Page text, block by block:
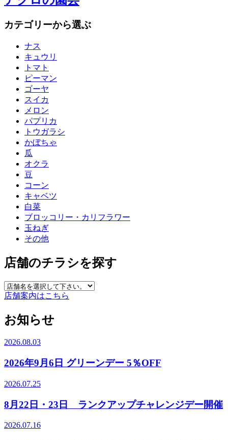
カテゴリーから選ぶ
ナス
キュウリ
トマト
ピーマン
ゴーヤ
スイカ
メロン
パプリカ
トウガラシ
かぼちゃ
瓜
オクラ
豆
コーン
キャベツ
白菜
ブロッコリー・カリフラワー
玉ねぎ
その他
店舗のチラシを探す
店舗案内はこちら
お知らせ
2026.08.03
2026年9月6日 グリーンデー 5％OFF
2026.07.25
8月22日・23日 ランクアップチャレンジデー開催
2026.07.16